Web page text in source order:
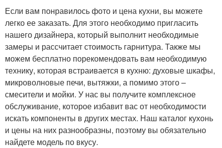
Если вам понравилось фото и цена кухни, вы можете
легко ее заказать. Для этого необходимо пригласить
нашего дизайнера, который выполнит необходимые
замеры и рассчитает стоимость гарнитура. Также мы
можем бесплатно порекомендовать вам необходимую
технику, которая встраивается в кухню: духовые шкафы,
микроволновые печи, вытяжки, а помимо этого –
смесители и мойки. У нас вы получите комплексное
обслуживание, которое избавит вас от необходимости
искать компоненты в других местах. Наш каталог кухонь
и цены на них разнообразны, поэтому вы обязательно
найдете модель по вкусу.